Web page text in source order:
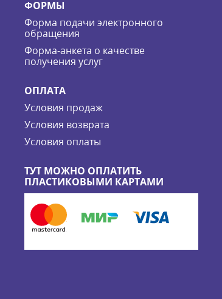
ФОРМЫ
Форма подачи электронного
обращения
Форма-анкета о качестве
получения услуг
ОПЛАТА
Условия продаж
Условия возврата
Условия оплаты
ТУТ МОЖНО ОПЛАТИТЬ
ПЛАСТИКОВЫМИ КАРТАМИ